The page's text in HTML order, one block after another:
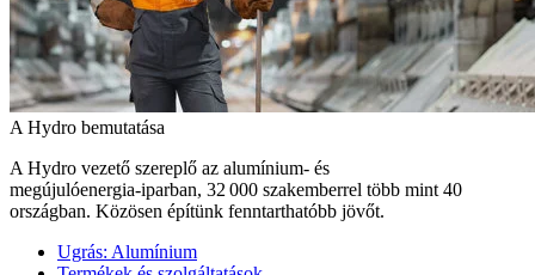
A Hydro bemutatása
A Hydro vezető szereplő az alumínium- és
megújulóenergia‑iparban, 32 000 szakemberrel több mint 40
országban. Közösen építünk fenntarthatóbb jövőt.
Ugrás: Alumínium